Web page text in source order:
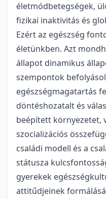
életmódbetegségek,
fizikai inaktivitás és
Ezért az egészség
életünkben. Azt
állapot dinamikus
szempontok
egészségmagatartás
döntéshozatalt és
beépített környezetet,
szocializációs
családi modell és a
státusza
gyerekek
attitűdjeinek